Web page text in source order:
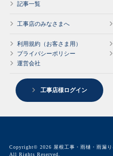
記事一覧
工事店のみなさまへ
利用規約（お客さま用）
プライバシーポリシー
運営会社
工事店様ログイン
Copyright© 2026 屋根工事・雨樋・雨漏り
All Rights Reserved.